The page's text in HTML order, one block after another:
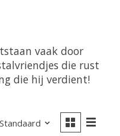
vaak door
die rust
die hij verdient!
Standaard